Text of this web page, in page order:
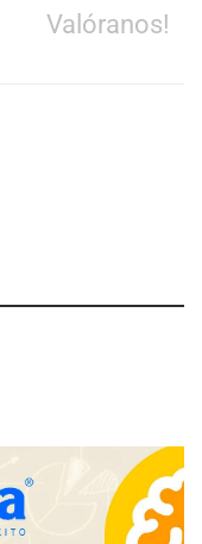
Valóranos!
producto multiplica